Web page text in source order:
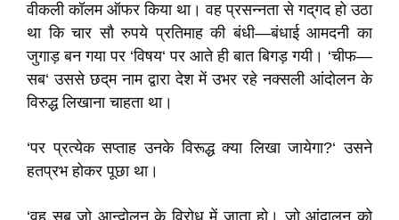
वीकली कॉलम ऑफर किया था। वह प्रसन्नता से गद्‌गद हो उठा
था कि चार सौ रुपये प्रतिमाह की बंधी—बंधाई आमदनी का
जुगाड़ बन गया पर ‘विषय‘ पर आते ही बात बिगड़ गयी। ‘चीफ—
सब‘ उससे छद्‌म नाम द्वारा देश में उभर रहे नक्सली आंदोलन के
विरुद्ध लिखाना चाहता था।
‘पर प्रत्येक सप्ताह उनके विरूद्ध क्या लिखा जायेगा?‘ उसने
हतप्रभ होकर पूछा था।
‘वह सब जो आन्दोलन के विरोध में जाता हो। जो आंदालन को